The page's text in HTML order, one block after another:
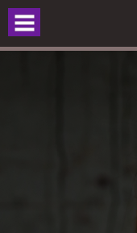
Skip
content